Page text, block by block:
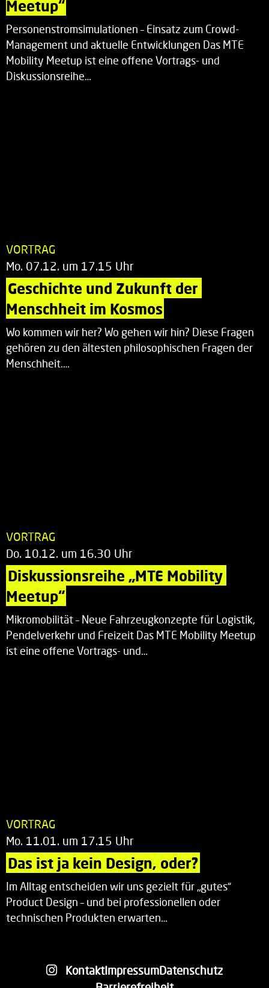
Meetup“
Personenstromsimulationen – Einsatz zum Crowd-
Management und aktuelle Entwicklungen Das MTE
Mobility Meetup ist eine offene Vortrags- und
Diskussionsreihe…
VORTRAG
Mo. 07.12. um 17.15 Uhr
Geschichte und Zukunft der
Menschheit im Kosmos
Wo kommen wir her? Wo gehen wir hin? Diese Fragen
gehören zu den ältesten philosophischen Fragen der
Menschheit.…
VORTRAG
Do. 10.12. um 16.30 Uhr
Diskussionsreihe „MTE Mobility
Meetup“
Mikromobilität – Neue Fahrzeugkonzepte für Logistik,
Pendelverkehr und Freizeit Das MTE Mobility Meetup
ist eine offene Vortrags- und…
VORTRAG
Mo. 11.01. um 17.15 Uhr
Das ist ja kein Design, oder?
Im Alltag entscheiden wir uns gezielt für „gutes“
Product Design – und bei professionellen oder
technischen Produkten erwarten…
KontaktImpressumDatenschutz